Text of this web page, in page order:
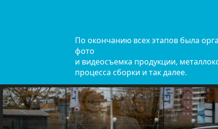
По окончанию всех этапов была
фото
и видеосъемка продукции,
процесса сборки и так далее.